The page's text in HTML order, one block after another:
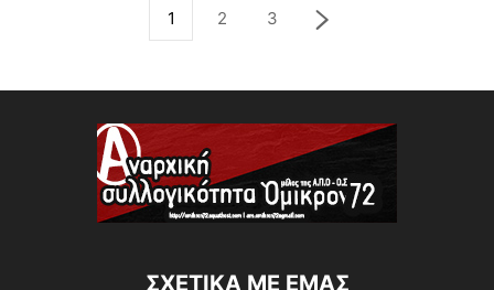
1 2 3
ΣΧΕΤΙΚΆ ΜΕ ΕΜΆΣ